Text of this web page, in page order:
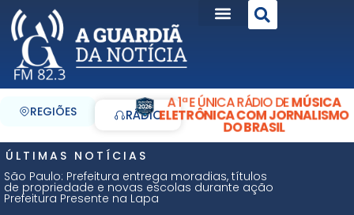
REGIÕES RÁDIO
A 1ª E ÚNICA RÁDIO DEMÚSICA
ELETRÔNICA COM JORNALISMO
DO BRASIL
ÚLTIMAS NOTÍCIAS
São Paulo: Prefeitura entrega moradias, títulos
de propriedade e novas escolas durante ação
Prefeitura Presente na Lapa